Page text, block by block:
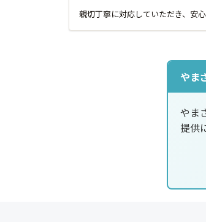
親切丁寧に対応していただき、安
やま
やま
提供